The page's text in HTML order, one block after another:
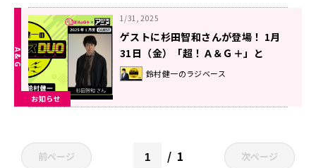
お知らせ
1/31, 2025
ゲストに杉田智和さんが登場！ 1月
31日（金）「超！Ａ＆Ｇ＋」と
ABEMAで放送！『鈴村健一のラジベ
ースDUO』#42
鈴村健一のラジベース
前ページ 1 次ページ